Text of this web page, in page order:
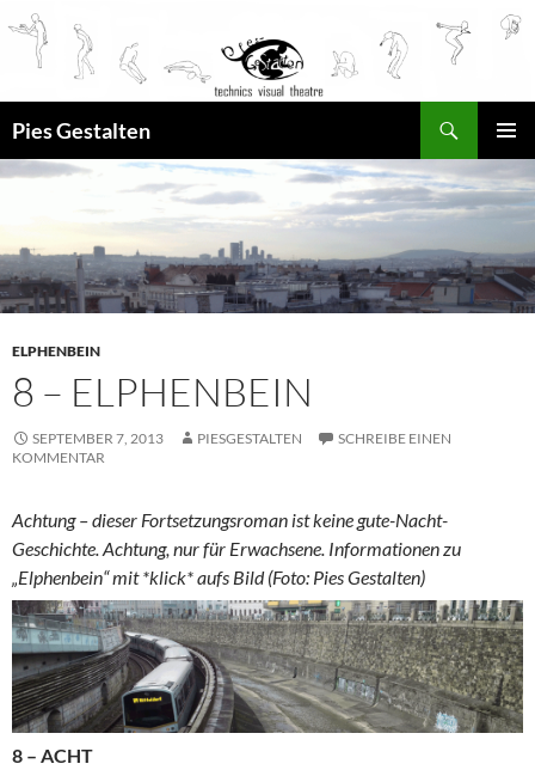
Pies Gestalten
MENÜ
INHALT
ELPHENBEIN
8 – ELPHENBEIN
SEPTEMBER 7, 2013 PIESGESTALTEN
SCHREIBE EINEN
KOMMENTAR
Achtung – dieser Fortsetzungsroman ist keine gute-Nacht-
Geschichte. Achtung, nur für Erwachsene. Informationen zu
„Elphenbein“ mit *klick* aufs Bild (Foto: Pies Gestalten)
8 – ACHT